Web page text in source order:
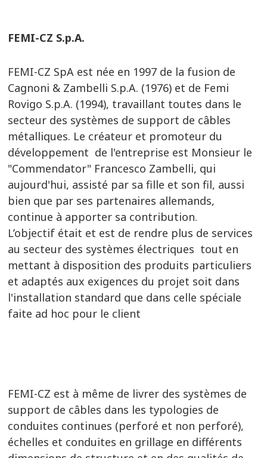
FEMI-CZ S.p.A.
FEMI-CZ SpA est née en 1997 de la fusion de
Cagnoni & Zambelli S.p.A. (1976) et de Femi
Rovigo S.p.A. (1994), travaillant toutes dans le
secteur des systèmes de support de câbles
métalliques. Le créateur et promoteur du
développement de l'entreprise est Monsieur le
"Commendator" Francesco Zambelli, qui
aujourd'hui, assisté par sa fille et son fil, aussi
bien que par ses partenaires allemands,
continue à apporter sa contribution.
L’objectif était et est de rendre plus de services
au secteur des systèmes électriques tout en
mettant à disposition des produits particuliers
et adaptés aux exigences du projet soit dans
l'installation standard que dans celle spéciale
faite ad hoc pour le client
FEMI-CZ est à même de livrer des systèmes de
support de câbles dans les typologies de
conduites continues (perforé et non perforé),
échelles et conduites en grillage en différents